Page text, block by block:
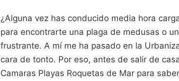
¿Alguna vez has conducido media hora
para encontrarte una plaga de medusas o
frustrante. A mí me ha pasado en la
cara de tonto. Por eso, antes de salir de
Camaras Playas Roquetas de Mar para